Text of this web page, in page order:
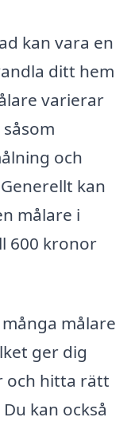
kan vara en
ditt hem
varierar
och
kan
målare i
600 kronor
målare
ger dig
och hitta rätt
kan också